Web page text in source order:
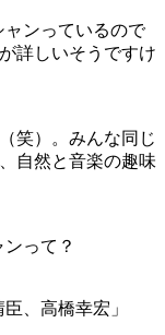
ンっているので
詳しいそうですけ
笑）。みんな同じ
自然と音楽の趣味
って？
、高橋幸宏」